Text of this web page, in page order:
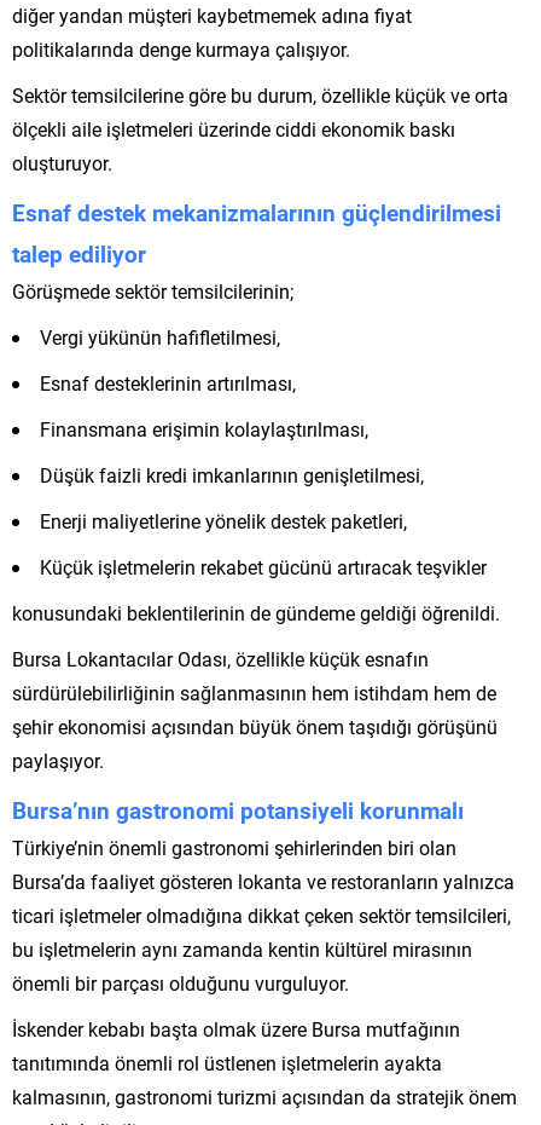
diğer yandan müşteri kaybetmemek adına fiyat
politikalarında denge kurmaya çalışıyor.
Sektör temsilcilerine göre bu durum, özellikle küçük ve orta
ölçekli aile işletmeleri üzerinde ciddi ekonomik baskı
oluşturuyor.
Esnaf destek mekanizmalarının güçlendirilmesi
talep ediliyor
Görüşmede sektör temsilcilerinin;
Vergi yükünün hafifletilmesi,
Esnaf desteklerinin artırılması,
Finansmana erişimin kolaylaştırılması,
Düşük faizli kredi imkanlarının genişletilmesi,
Enerji maliyetlerine yönelik destek paketleri,
Küçük işletmelerin rekabet gücünü artıracak teşvikler
konusundaki beklentilerinin de gündeme geldiği öğrenildi.
Bursa Lokantacılar Odası, özellikle küçük esnafın
sürdürülebilirliğinin sağlanmasının hem istihdam hem de
şehir ekonomisi açısından büyük önem taşıdığı görüşünü
paylaşıyor.
Bursa’nın gastronomi potansiyeli korunmalı
Türkiye’nin önemli gastronomi şehirlerinden biri olan
Bursa’da faaliyet gösteren lokanta ve restoranların yalnızca
ticari işletmeler olmadığına dikkat çeken sektör temsilcileri,
bu işletmelerin aynı zamanda kentin kültürel mirasının
önemli bir parçası olduğunu vurguluyor.
İskender kebabı başta olmak üzere Bursa mutfağının
tanıtımında önemli rol üstlenen işletmelerin ayakta
kalmasının, gastronomi turizmi açısından da stratejik önem